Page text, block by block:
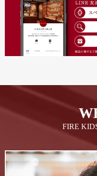
FIRE